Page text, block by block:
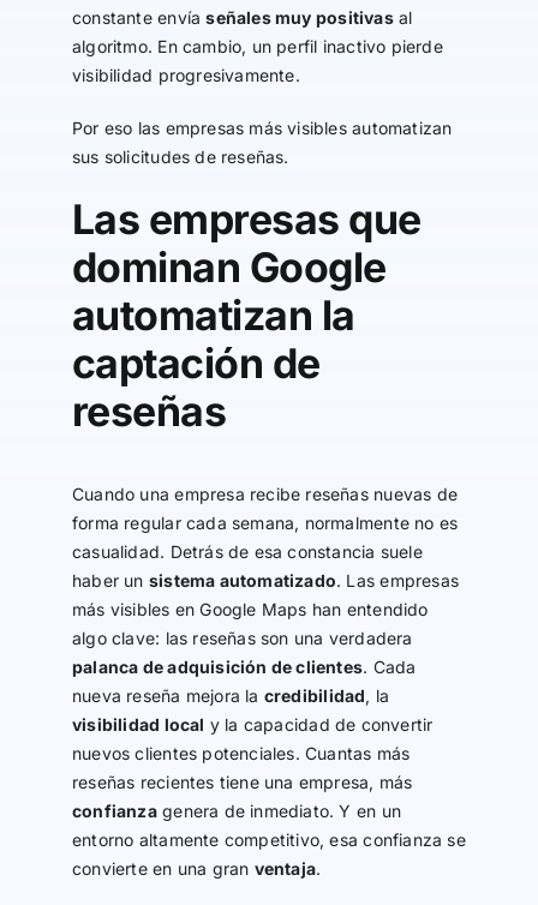
constante envíaseñales muy positivasal
algoritmo. En cambio, un perfil inactivo pierde
visibilidad progresivamente.
Por eso las empresas más visibles automatizan
sus solicitudes de reseñas.
Las empresas que
dominan Google
automatizan la
captación de
reseñas
Cuando una empresa recibe reseñas nuevas de
forma regular cada semana, normalmente no es
casualidad. Detrás de esa constancia suele
haber un sistema automatizado. Las empresas
más visibles en Google Maps han entendido
algo clave: las reseñas son una verdadera
palanca de adquisición de clientes. Cada
nueva reseña mejora la credibilidad, la
visibilidad local y la capacidad de convertir
nuevos clientes potenciales. Cuantas más
reseñas recientes tiene una empresa, más
confianzagenera de inmediato. Y en un
entorno altamente competitivo, esa confianza se
convierte en una gran ventaja.